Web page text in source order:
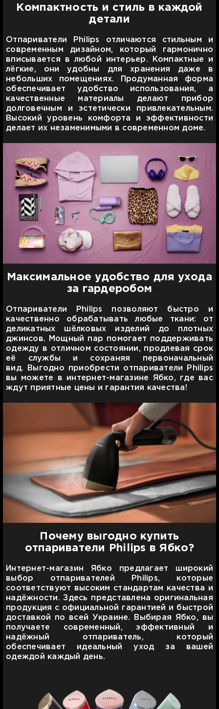
Компактность и стиль в каждой
детали
Отпариватели Philips отличаются стильным и
современным дизайном, который гармонично
вписывается в любой интерьер. Компактные и
лёгкие, они удобны для хранения даже в
небольших помещениях. Продуманная форма
обеспечивает удобство использования, а
качественные материалы делают прибор
долговечным и эстетически привлекательным.
Высокий уровень комфорта и эффективности
делает их незаменимыми в современном доме.
Максимальное удобство для ухода
за гардеробом
Отпариватели Philips позволяют быстро и
качественно обрабатывать любые ткани: от
деликатных шёлковых изделий до плотных
джинсов. Мощный пар помогает поддерживать
одежду в отличном состоянии, продлевая срок
её службы и сохраняя первоначальный
вид. Выгодно приобрести отпариватели Philips
вы можете в интернет-магазине Ябко, где вас
ждут приятные цены и гарантия качества!
Почему выгодно купить
отпариватели Philips в Ябко?
Интернет-магазин Ябко предлагает широкий
выбор отпаривателей Philips, которые
соответствуют высоким стандартам качества и
надёжности. Здесь представлена оригинальная
продукция с официальной гарантией и быстрой
доставкой по всей Украине. Выбирая Ябко, вы
получаете современный, эффективный и
надёжный отпариватель, который
обеспечивает идеальный уход за вашей
одеждой каждый день.